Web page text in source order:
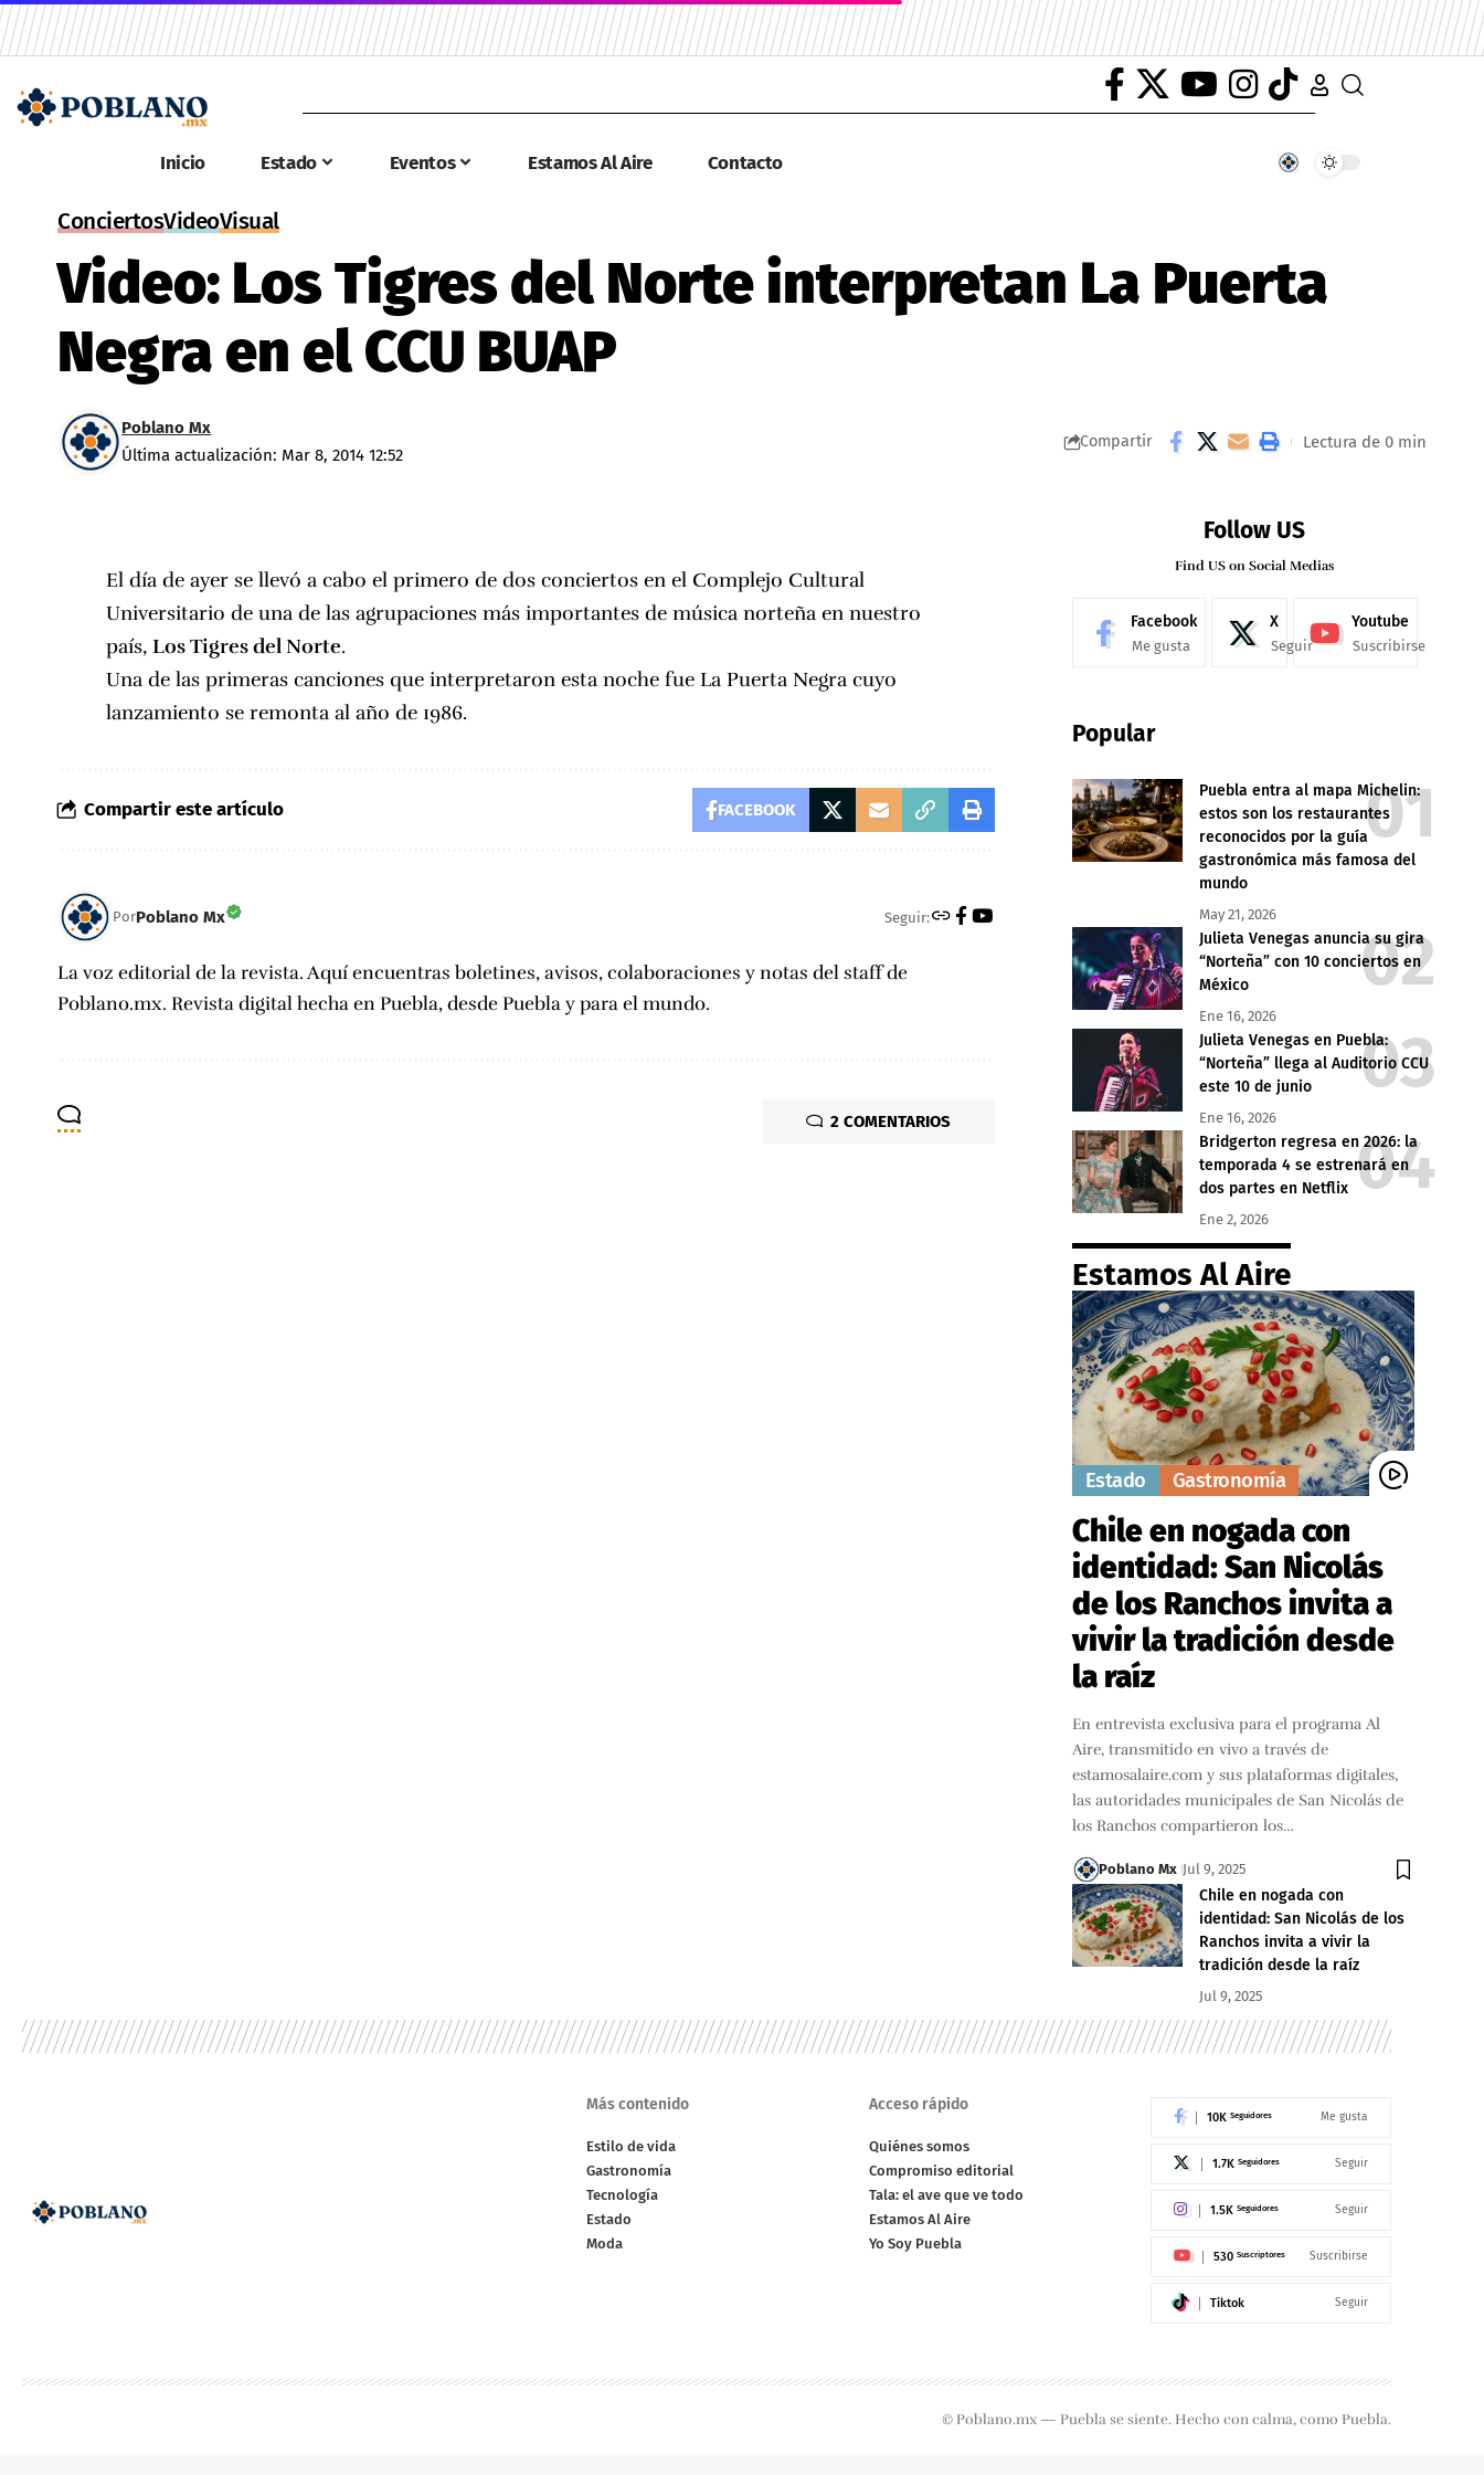
Inicio Estado Eventos Estamos Al Aire Contacto
ConciertosVideoVisual
Video: Los Tigres del Norte interpretan La Puerta
Negra en el CCU BUAP
Última actualización: Mar 8, 2014 12:52
Poblano Mx
Compartir Lectura de 0 min
El día de ayer se llevó a cabo elprimero de dos conciertos en el Complejo Cultural
Universitario de una de las agrupaciones más importantes de música norteña en nuestro
país,Los Tigres del Norte.
Una de las primeras canciones que interpretaron esta noche fue La Puerta Negra cuyo
lanzamiento se remonta al año de 1986.
Compartir este artículo FACEBOOK
PorPoblano Mx Seguir:
La voz editorial de la revista. Aquí encuentras boletines, avisos, colaboraciones y notas del staff de
Poblano.mx. Revista digital hecha en Puebla, desde Puebla y para el mundo.
2 COMENTARIOS
Follow US
Find US on Social Medias
Facebook
Me gusta
X
Seguir
Youtube
Suscribirse
Popular
Puebla entra al mapa Michelin:
estos son los restaurantes
reconocidos por la guía
gastronómica más famosa del
mundo
May 21, 2026
Julieta Venegas anuncia su gira
“Norteña” con 10 conciertos en
México
Ene 16, 2026
Julieta Venegas en Puebla:
“Norteña” llega al Auditorio CCU
este 10 de junio
Ene 16, 2026
Bridgerton regresa en 2026: la
temporada 4 se estrenará en
dos partes en Netflix
Ene 2, 2026
Estamos Al Aire
Estado Gastronomía
Chile en nogada con
identidad: San Nicolás
de los Ranchos invita a
vivir la tradición desde
la raíz
En entrevista exclusiva para el programa Al
Aire, transmitido en vivo a través de
estamosalaire.com y sus plataformas digitales,
las autoridades municipales de San Nicolás de
los Ranchos compartieron los…
Poblano Mx Jul 9, 2025
Chile en nogada con
identidad: San Nicolás de los
Ranchos invita a vivir la
tradición desde la raíz
Jul 9, 2025
Más contenido
Estilo de vida
Gastronomía
Tecnología
Estado
Moda
Acceso rápido
Quiénes somos
Compromiso editorial
Tala: el ave que ve todo
Estamos Al Aire
Yo Soy Puebla
10K Seguidores Me gusta
1.7K Seguidores Seguir
1.5K Seguidores Seguir
530 Suscriptores Suscribirse
Tiktok Seguir
© Poblano.mx — Puebla se siente. Hecho con calma, como Puebla.